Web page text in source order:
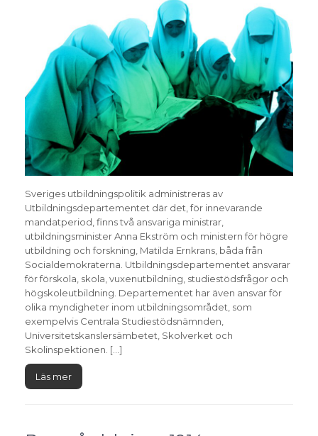
Sveriges utbildningspolitik administreras av
Utbildningsdepartementet där det, för innevarande
mandatperiod, finns två ansvariga ministrar,
utbildningsminister Anna Ekström och ministern för högre
utbildning och forskning, Matilda Ernkrans, båda från
Socialdemokraterna. Utbildningsdepartementet ansvarar
för förskola, skola, vuxenutbildning, studiestödsfrågor och
högskoleutbildning. Departementet har även ansvar för
olika myndigheter inom utbildningsområdet, som
exempelvis Centrala Studiestödsnämnden,
Universitetskanslersämbetet, Skolverket och
Skolinspektionen. […]
Läs mer